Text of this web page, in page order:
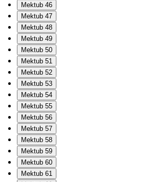
Mektub 46
Mektub 47
Mektub 48
Mektub 49
Mektub 50
Mektub 51
Mektub 52
Mektub 53
Mektub 54
Mektub 55
Mektub 56
Mektub 57
Mektub 58
Mektub 59
Mektub 60
Mektub 61